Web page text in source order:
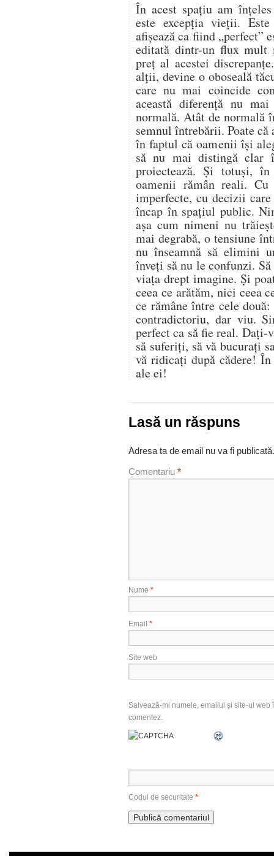
În acest spațiu am
este excepția vieții.
afișează ca fiind „perfect”
editată dintr-un flux mult
preț al acestei
alții, devine o oboseală
care nu mai coincide
această diferență nu
normală. Atât de normală
semnul întrebării. Poate că
în faptul că oamenii își
să nu mai distingă clar
proiectează. Și totuși, în
oamenii rămân reali.
imperfecte, cu decizii
încap în spațiul public.
așa cum nimeni nu
mai degrabă, o tensiune
nu înseamnă să elimini
înveți să nu le confunzi.
viața drept imagine. Și
ceea ce arătăm, nici ceea
ce rămâne între cele
contradictoriu, dar viu.
perfect ca să fie real.
să suferiți, să vă bucurați
vă ridicați după cădere!
ale ei!
Lasă un răspuns
Adresa ta de email nu va fi publicată.
Comentariu *
Nume *
Email *
Site web
Salvează-mi numele, emailul și site-ul
comentez.
Codul de securitate *